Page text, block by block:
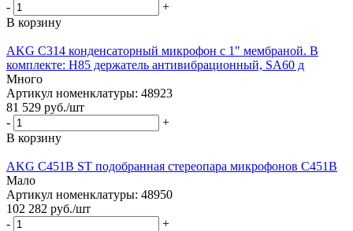
-
+
В корзину
AKG C314 конденсаторный микрофон с 1" мембраной. В
комплекте: H85 держатель антивибрационный, SA60 д
Много
Артикул номенклатуры: 48923
81 529 руб./шт
-
+
В корзину
AKG C451B ST подобранная стереопара микрофонов C451B
Мало
Артикул номенклатуры: 48950
102 282 руб./шт
-
+